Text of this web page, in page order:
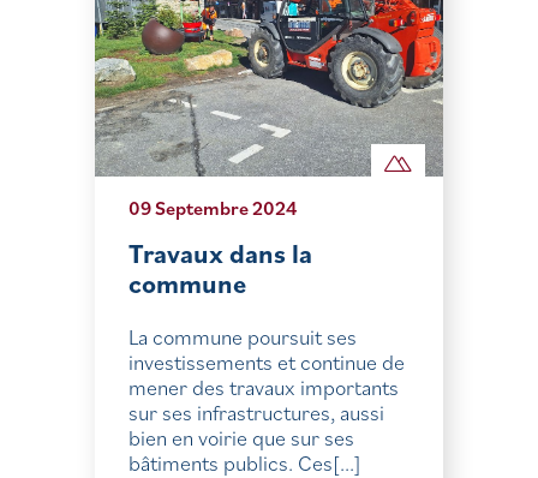
09 Septembre 2024
Travaux dans la
commune
La commune poursuit ses
investissements et continue de
mener des travaux importants
sur ses infrastructures, aussi
bien en voirie que sur ses
bâtiments publics. Ces[...]